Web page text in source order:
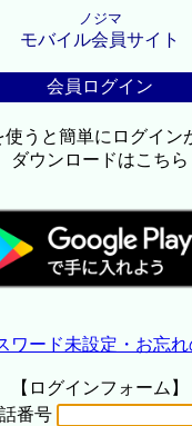
ノジマ
モバイル会員サイト
会員ログイン
使うと簡単にログイン
ダウンロードはこちら
ワード未設定・お忘
【ログインフォーム】
番号